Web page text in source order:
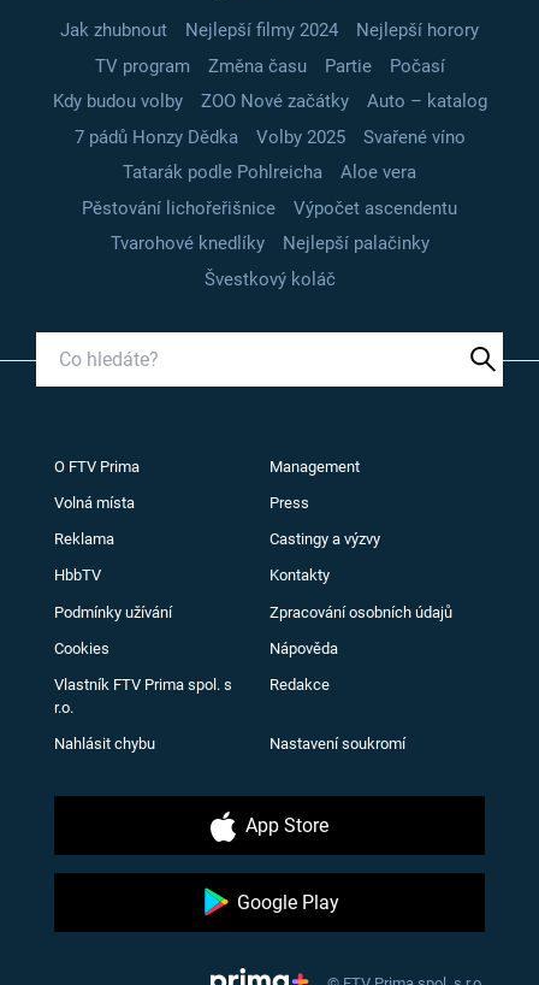
Jak zhubnout Nejlepší filmy 2024
Nejlepší horory
TV program
Změna času Partie
Počasí
Kdy budou volby
ZOO Nové začátky
Auto – katalog
7 pádů Honzy Dědka
Volby 2025
Svařené víno
Tatarák podle Pohlreicha
Aloe vera
Pěstování lichořeřišnice
Výpočet ascendentu
Tvarohové knedlíky
Nejlepší palačinky
Švestkový koláč
O FTV Prima Management
Volná místa Press
Reklama Castingy a výzvy
HbbTV Kontakty
Podmínky užívání Zpracování osobních údajů
Cookies Nápověda
Vlastník FTV Prima spol. s
r.o.
Redakce
Nahlásit chybu Nastavení soukromí
App Store
Google Play